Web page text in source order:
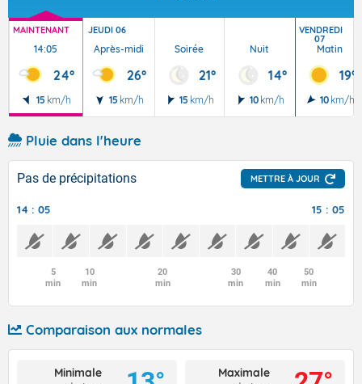
MAINTENANT
14:05
24°
15 km/h
JEUDI 06
Après-midi
26°
15 km/h
Soirée
21°
15 km/h
Nuit
14°
10 km/h
VENDREDI
07
Matin
19°
10 km/h
Pluie dans l'heure
Pas de précipitations METTRE À JOUR
14 : 05 15 : 05
5
min
10
min
20
min
30
min
40
min
50
min
Comparaison aux normales
Minimale
Maximale